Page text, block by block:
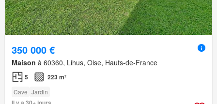
350 000 €
Maison à 60360, Lihus, Oise, Hauts-de-France
5 223 m²
Cave Jardin